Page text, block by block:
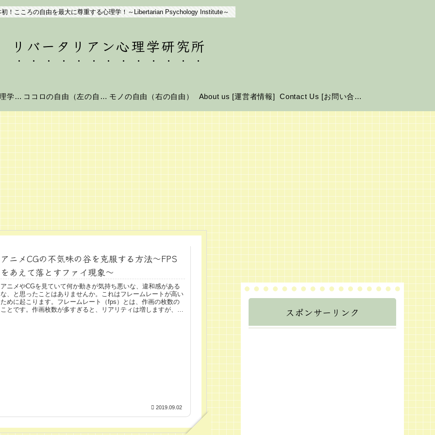
！こころの自由を最大に尊重する心理学！～Libertarian Psychology Institute～
リバータリアン心理学研究所
リバータリアン心理学とは？ ココロの自由（左の自由） モノの自由（右の自由） About us [運営者情報] Contact Us [お問い合わせ]
アニメCGの不気味の谷を克服する方法～FPS
をあえて落とすファイ現象～
アニメやCGを見ていて何か動きが気持ち悪いな、違和感がある
な、と思ったことはありませんか。これはフレームレートが高い
ために起こります。フレームレート（fps）とは、作画の枚数の
ことです。作画枚数が多すぎると、リアリティは増しますが、ア
2019.09.02
スポンサーリンク